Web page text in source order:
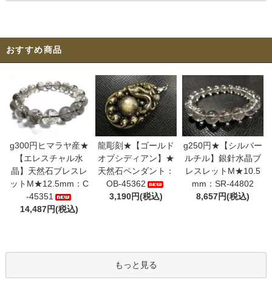
おすすめ商品
g300円ヒマラヤ産★
【エレスチャル水
晶】天然石ブレスレ
ットM★12.5mm：C
-45351
14,487円(税込)
龍彫刻★【ゴールド
オブシディアン】★
天然石ペンダント：
OB-45362
3,190円(税込)
g250円★【シルバー
ルチル】銀針水晶ブ
レスレットM★10.5
mm：SR-44802
8,657円(税込)
もっと見る